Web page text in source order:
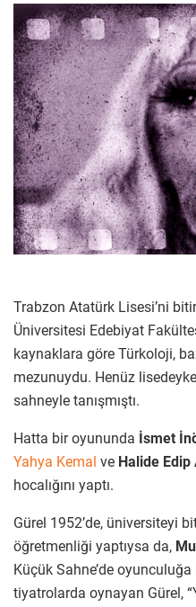
Trabzon Atatürk Lisesi’ni
Üniversitesi Edebiyat
kaynaklara göre Türkoloji,
mezunuydu. Henüz
sahneyle tanışmıştı.
Hatta bir oyununda İsmet
Yahya Kemal ve Halide Edip
hocalığını yaptı.
Gürel 1952’de, üniversiteyi
öğretmenliği yaptıysa da,
Küçük Sahne’de oyunculuğa
tiyatrolarda oynayan Gürel,